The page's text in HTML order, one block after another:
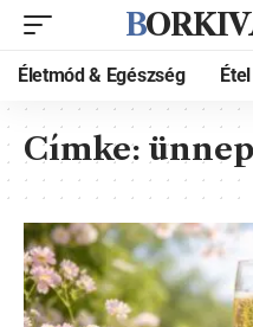
Életmód & Egészség
Címke: ünnep